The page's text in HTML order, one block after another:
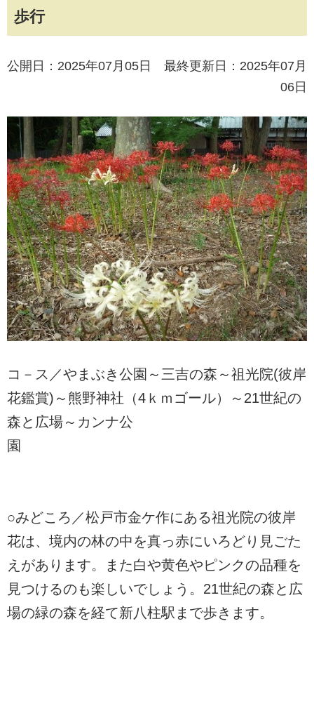
歩行
公開日：2025年07月05日 最終更新日：2025年07月
06日
コ－ス／やまぶき公園～三吉の森～祖光院(彼岸
花鑑賞)～熊野神社（4ｋｍゴール）～21世紀の
森と広場～カンナ公
園
○みどころ／松戸市金ケ作にある祖光院の彼岸
花は、境内の林の中を真っ赤にいろどり見ごた
えがあります。また白や黄色やピンクの品種を
見つけるのも楽しいでしょう。21世紀の森と広
場の緑の森を経て新八柱駅まで歩きます。